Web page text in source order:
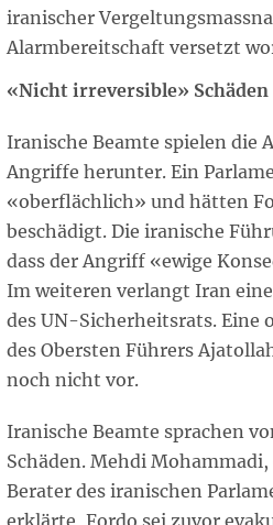
iranischer
Alarmbereitschaft versetzt
«Nicht irreversible» Schäden
Iranische Beamte spielen die
Angriffe herunter. Ein
«oberflächlich» und hätten
beschädigt. Die iranische
dass der Angriff «ewige
Im weiteren verlangt Iran
des UN-Sicherheitsrats. Eine
des Obersten Führers
noch nicht vor.
Iranische Beamte sprachen
Schäden. Mehdi
Berater des iranischen